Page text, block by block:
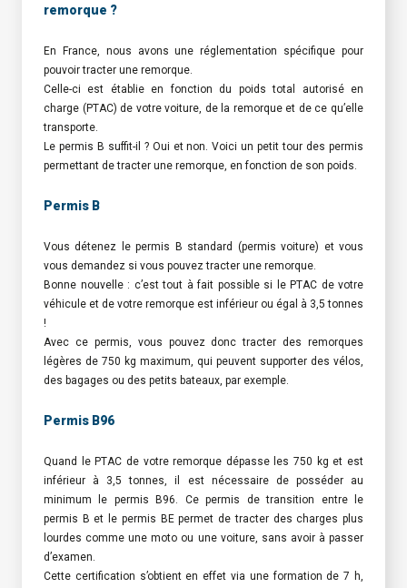
remorque ?
En France, nous avons une réglementation spécifique pour
pouvoir tracter une remorque.
Celle-ci est établie en fonction du poids total autorisé en
charge (PTAC) de votre voiture, de la remorque et de ce qu’elle
transporte.
Le permis B suffit-il ? Oui et non. Voici un petit tour des permis
permettant de tracter une remorque, en fonction de son poids.
Permis B
Vous détenez le permis B standard (permis voiture) et vous
vous demandez si vous pouvez tracter une remorque.
Bonne nouvelle : c’est tout à fait possible si le PTAC de votre
véhicule et de votre remorque est inférieur ou égal à 3,5 tonnes
!
Avec ce permis, vous pouvez donc tracter des remorques
légères de 750 kg maximum, qui peuvent supporter des vélos,
des bagages ou des petits bateaux, par exemple.
Permis B96
Quand le PTAC de votre remorque dépasse les 750 kg et est
inférieur à 3,5 tonnes, il est nécessaire de posséder au
minimum le permis B96. Ce permis de transition entre le
permis B et le permis BE permet de tracter des charges plus
lourdes comme une moto ou une voiture, sans avoir à passer
d’examen.
Cette certification s’obtient en effet via une formation de 7 h,